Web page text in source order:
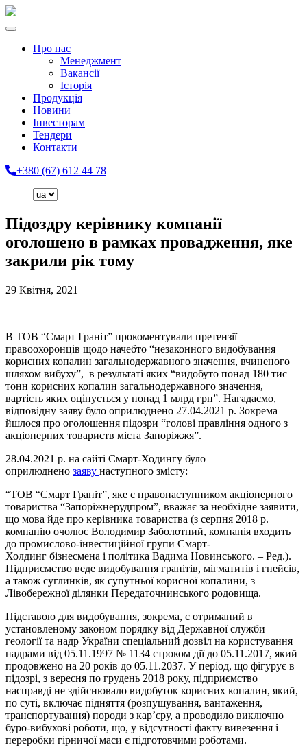
Про нас
Менеджмент
Вакансії
Історія
Продукція
Новини
Інвесторам
Тендери
Контакти
+380 (67) 612 44 78
Підоздру керівнику компанії
оголошено в рамках провадження, яке
закрили рік тому
29 Квітня, 2021
В ТОВ “Смарт Граніт” прокоментували претензії
правоохоронців щодо начебто “незаконного видобування
корисних копалин загальнодержавного значення, вчиненого
шляхом вибуху”, в результаті яких “видобуто понад 180 тис
тонн корисних копалин загальнодержавного значення,
вартість яких оцінується у понад 1 млрд грн”. Нагадаємо,
відповідну заяву було оприлюднено 27.04.2021 р. Зокрема
йшлося про оголошення підозри “голові правління одного з
акціонерних товариств міста Запоріжжя”.
28.04.2021 р. на сайті Смарт-Ходингу було
оприлюднено заяву наступного змісту:
“ТОВ “Смарт Граніт”, яке є правонаступником акціонерного
товариства “Запоріжнерудпром”, вважає за необхідне заявити,
що мова йде про керівника товариства (з серпня 2018 р.
компанію очолює Володимир Заболотний, компанія входить
до промислово-інвестиційної групи Смарт-
Холдинг бізнесмена і політика Вадима Новинського. – Ред.).
Підприємство веде видобування гранітів, мігматитів і гнейсів,
а також суглинків, як супутньої корисної копалини, з
Лівобережної ділянки Передаточнинського родовища.
Підставою для видобування, зокрема, є отриманий в
установленому законом порядку від Державної служби
геології та надр України спеціальний дозвіл на користування
надрами від 05.11.1997 № 1134 строком дії до 05.11.2017, який
продовжено на 20 років до 05.11.2037. У період, що фігурує в
підозрі, з вересня по грудень 2018 року, підприємство
насправді не здійснювало видобуток корисних копалин, який,
по суті, включає підняття (розпушування, вантаження,
транспортування) породи з кар’єру, а проводило виключно
буро-вибухові роботи, що, у відсутності факту вивезення і
переробки гірничої маси є підготовчими роботами.